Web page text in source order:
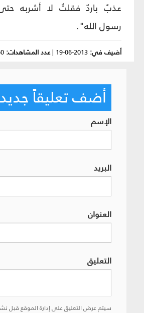
عذبٌ باردٌ فقلتُ لا أشربه
رسول الله".
أضيف في: 2013-06-19
|عدد المشاهدات:
أضف تعليقاً
الإسم
البريد
العنوان
التعليق
سيتم عرض التعليق على إدارة الموقع قبل